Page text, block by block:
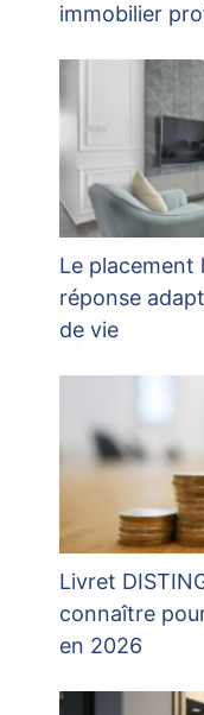
immobilier
Le placement
réponse
de vie
Livret
connaître
en 2026